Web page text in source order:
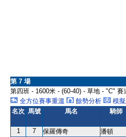
第 7 場
第四班 - 1600米 - (60-40) - 草地 - "C" 賽
全方位賽事重溫
餘勢分析
模
名次 馬號 馬名 騎師
1 7 保羅傳奇 潘頓